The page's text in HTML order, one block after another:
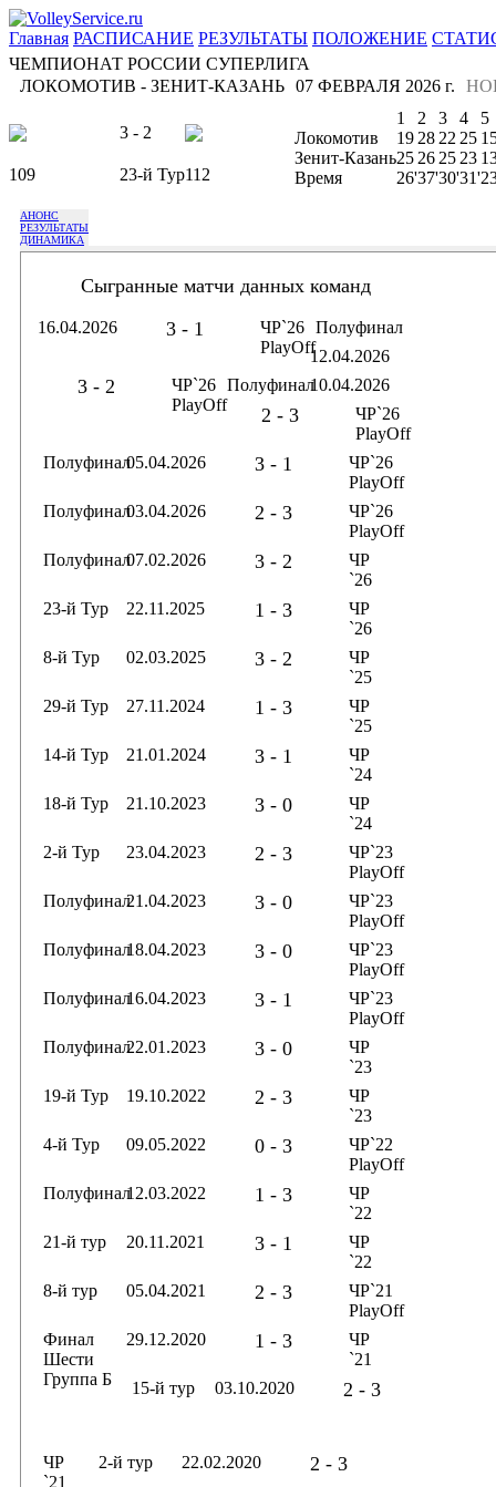
Главная РАСПИСАНИЕ РЕЗУЛЬТАТЫ ПОЛОЖЕНИЕ
ЧЕМПИОНАТ РОССИИ СУПЕРЛИГА
ЛОКОМОТИВ - ЗЕНИТ-КАЗАНЬ 07 ФЕВРАЛЯ 2026 г.
3 - 2
109 23-й Тур112
1 2 3 4
5
Локомотив
19 28 22 25
Зенит-Казань25 26 25 23
Время
26'37'30'31'
АНОНС
РЕЗУЛЬТАТЫ
ДИНАМИКА
Сыгранные матчи данных команд
16.04.2026 3 - 1
ЧР`26
PlayOff
Полуфинал
12.04.2026
3 - 2
ЧР`26
PlayOff
Полуфинал10.04.2026
2 - 3
ЧР`26
PlayOff
Полуфинал05.04.2026 3 - 1
ЧР`26
PlayOff
Полуфинал03.04.2026 2 - 3
ЧР`26
PlayOff
Полуфинал07.02.2026 3 - 2
ЧР
`26
23-й Тур
22.11.2025 1 - 3
ЧР
`26
8-й Тур
02.03.2025 3 - 2
ЧР
`25
29-й Тур
27.11.2024 1 - 3
ЧР
`25
14-й Тур
21.01.2024 3 - 1
ЧР
`24
18-й Тур
21.10.2023 3 - 0
ЧР
`24
2-й Тур
23.04.2023 2 - 3
ЧР`23
PlayOff
Полуфинал21.04.2023 3 - 0
ЧР`23
PlayOff
Полуфинал18.04.2023 3 - 0
ЧР`23
PlayOff
Полуфинал16.04.2023 3 - 1
ЧР`23
PlayOff
Полуфинал22.01.2023 3 - 0
ЧР
`23
19-й Тур
19.10.2022 2 - 3
ЧР
`23
4-й Тур
09.05.2022 0 - 3
ЧР`22
PlayOff
Полуфинал12.03.2022 1 - 3
ЧР
`22
21-й тур
20.11.2021 3 - 1
ЧР
`22
8-й тур
05.04.2021 2 - 3
ЧР`21
PlayOff
Финал
Шести
Группа Б
29.12.2020 1 - 3
ЧР
`21
15-й тур
03.10.2020 2 - 3
ЧР
`21
2-й тур 22.02.2020 2 - 3